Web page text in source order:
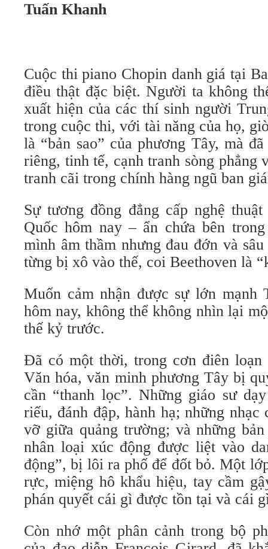
Tuấn Khanh
Cuộc thi piano Chopin danh giá tại
điều thật đặc biệt. Người ta không
xuất hiện của các thí sinh người
trong cuộc thi, với tài năng của họ,
là “bản sao” của phương Tây, mà
riêng, tinh tế, cạnh tranh sòng phẳng
tranh cãi trong chính hàng ngũ ban
Sự tương đồng đẳng cấp nghệ
Quốc hôm nay – ẩn chứa bên
mình âm thầm nhưng đau đớn và
từng bị xô vào thế, coi Beethoven là
Muốn cảm nhận được sự lớn mạnh
hôm nay, không thể không nhìn lại
thế kỷ trước.
Đã có một thời, trong cơn điên loạn
Văn hóa, văn minh phương Tây bị
cần “thanh lọc”. Những giáo sư
riếu, đánh đập, hành hạ; những
vỡ giữa quảng trường; và những
nhân loại xúc động được liệt vào
động”, bị lôi ra phố để đốt bỏ. Một
rực, miệng hô khẩu hiệu, tay cầm
phán quyết cái gì được tồn tại và cái
Còn nhớ một phân cảnh trong bộ